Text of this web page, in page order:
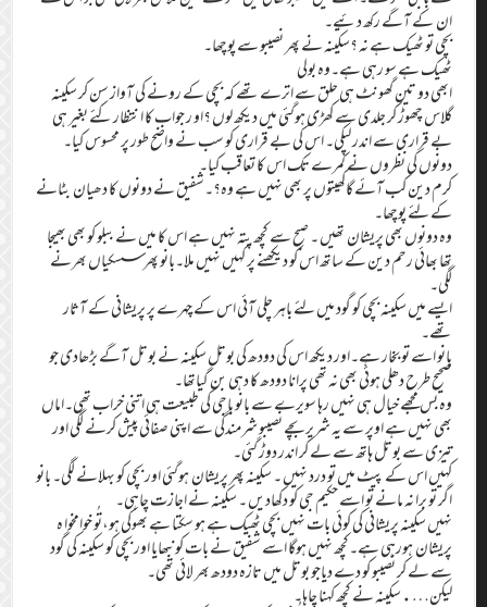
ان کے آگے رکھ دئیے۔
بچی تو ٹھیک ہے نہ ؟سکینہ نے پھر نصیبو سے پوچھا۔
ٹھیک ہے سو رہی ہے۔وہ بولی
ابھی دو تین گھونٹ ہی حلق سے اترے تھے کہ بچی کے رونے کی آواز سن کر سکینہ
گلاس چھوڑ کر جلدی سے کھڑی ہوگئی میں دیکھ لوں ؟او ر جواب کا انتظار کئے بغیر ہی
بے قراری سے اندر لپکی۔ اس کی بے قراری کو سب نے واضح طور پر محسوس کیا۔
دونوں کی نظروں نے کمرے تک اس کا تعاقب کیا۔
کرم دین کب آئے گاکھیتوں پر بھی نہیں ہے وہ؟۔شفیق نے دونوں کا دھیان بٹانے
کے لئے پوچھا۔
وہ دونوں بھی پریشان تھیں ۔ صبح سے کچھ پتہ نہیں ہے اس کا میں نے ببلو کو بھی بھیجا
تھا بھائی رحم دین کے ساتھ اس کو دیکھنے پر کہیں نہیں ملا۔بانو پھر سسکیاں بھرنے
لگی۔
ایسے میں سکینہ بچی کو گود میں لئے باہر چلی آئی اس کے چہرے پر پریشانی کے آثار
تھے۔
بانو اسے تو بخار ہے۔اور دیکھ اس کی دودھ کی بوتل سکینہ نے بوتل آگے بڑھادی جو
صحیح طرح دھلی ہوئی بھی نہ تھی پرانا دودھ کا دہی بن گیاتھا۔
وہ بس مجھے خیال ہی نہیں رہا سویرے سے بانو باجی کی طبیعت ہی اتنی خراب تھی۔اماں
بھی نہیں ہے اوپر سے یہ شریر بچے نصیبو شرمندگی سے اپنی صفائی پیش کرنے لگی اور
تیزی سے بوتل ہاتھ سے لے کر اندر دوڑ گئی۔
کہیں اس کے پیٹ میں تو درد نہیں ۔ سکینہ پھر پریشان ہوگئی اور بچی کو بہلانے لگی۔ بانو
اگر تو برا نہ مانے تو اسے حکیم جی کو دکھادیں ۔ سکینہ نے اجازت چاہی۔
نہیں سکینہ پریشانی کی کوئی بات نہیں بچی ٹھیک ہے ہو سکتا ہے بھوکی ہو،تُو خوامخوا ہ
پریشان ہورہی ہے۔کچھ نہیں ہوگا اسے شفیق نے بات کو نبھایا اور بچی کو سکینہ کی گود
سے لے کر نصیبو کو دے دیاجو بوتل میں تازہ دودھ بھر لائی تھی۔
لیکن….سکینہ نے کچھ کہنا چاہا۔